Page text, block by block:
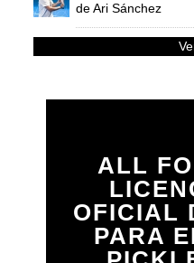
de Ari Sánchez
ALL
OFICIAL
PARA